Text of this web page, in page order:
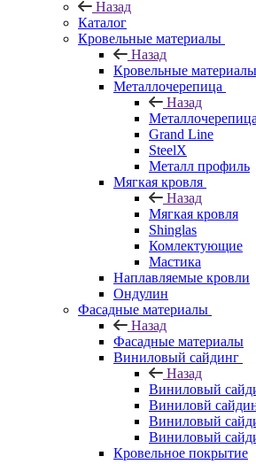
Назад
Каталог
Кровельные материалы
Назад
Кровельные материалы
Металлочерепица
Назад
Металлочерепица
Grand Line
SteelX
Металл профиль
Мягкая кровля
Назад
Мягкая кровля
Shinglas
Комлектующие
Мастика
Наплавляемые кровли
Ондулин
Фасадные материалы
Назад
Фасадные материалы
Виниловый сайдинг
Назад
Виниловый
Виниловй
Виниловый
Виниловый
Кровельное покрытие